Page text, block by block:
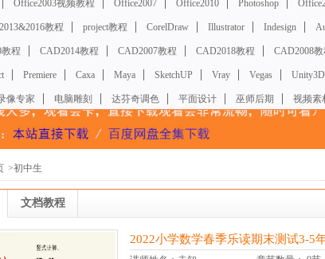
Office2003视频教程 Office2007 Office2010 Photoshop
教程 project教程 CorelDraw Illustrator Indesign
程 CAD2014教程 CAD2007教程 CAD2018教程 CAD2008教
Premiere Caxa Maya SketchUP Vray Vegas Unity3D
像专家 电脑雕刻 达芬奇调色 平面设计 巫师后期 视频素
>初中生
文档教程
2022小学数学春季乐读期末测试3-5